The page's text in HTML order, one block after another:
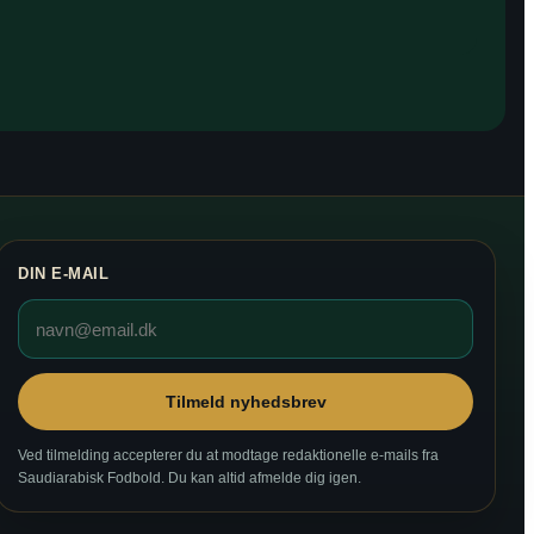
DIN E-MAIL
Tilmeld nyhedsbrev
Ved tilmelding accepterer du at modtage redaktionelle e-mails fra
Saudiarabisk Fodbold. Du kan altid afmelde dig igen.